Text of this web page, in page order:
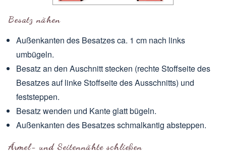
Besatz nähen
Außenkanten des Besatzes ca. 1 cm nach links
umbügeln.
Besatz an den Auschnitt stecken (rechte Stoffseitedes
Besatzes auf linke Stoffseite des Ausschnitts) und
feststeppen.
Besatz wenden und Kante glatt bügeln.
Außenkanten des Besatzes schmalkantig absteppen.
Ärmel- und Seitennähte schließen